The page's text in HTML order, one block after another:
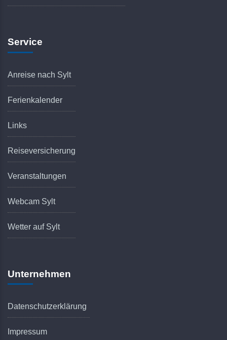
Service
Anreise nach Sylt
Ferienkalender
Links
Reiseversicherung
Veranstaltungen
Webcam Sylt
Wetter auf Sylt
Unternehmen
Datenschutzerklärung
Impressum